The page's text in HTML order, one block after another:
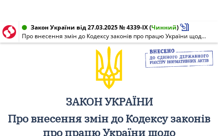
Закон України від 27.03.2025 № 4339-IX(Чинний)
Про внесення змін до Кодексу законів про працю України щодо удосконалення правового регулювання окремих питань надомної та дистанційної роботи